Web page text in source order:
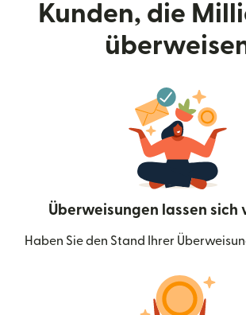
Kunden, die
Überweisungen lassen sich
Haben Sie den Stand Ihrer